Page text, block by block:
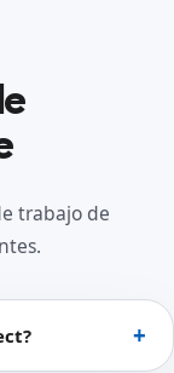
trabajo de